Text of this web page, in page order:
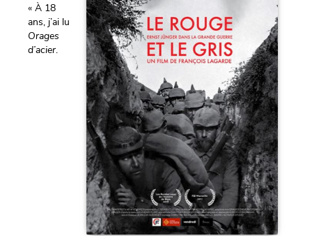
« À 18
ans, j’ai lu
Orages
d’acier.